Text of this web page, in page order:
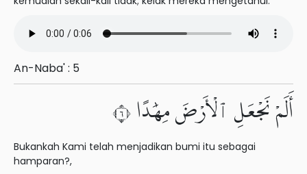
An-Naba' : 5
أَلَمْ نَجْعَلِ ٱلْأَرْضَ مِهَٰدًا ٦
Bukankah Kami telah menjadikan bumi itu sebagai
hamparan?,